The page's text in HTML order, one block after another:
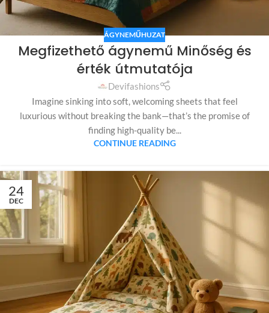
ÁGYNEMŰHUZAT
Megfizethető ágynemű Minőség és
érték útmutatója
Devifashions
Imagine sinking into soft, welcoming sheets that feel
luxurious without breaking the bank—that’s the promise of
finding high-quality be...
CONTINUE READING
24
DEC